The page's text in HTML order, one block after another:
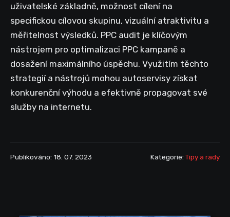
uživatelské základně, možnost cílení na
specifickou cílovou skupinu, vizuální atraktivitu a
měřitelnost výsledků. PPC audit je klíčovým
nástrojem pro optimalizaci PPC kampaně a
dosažení maximálního úspěchu. Využitím těchto
strategií a nástrojů mohou autoservisy získat
konkurenční výhodu a efektivně propagovat své
služby na internetu.
Publikováno: 18. 07. 2023 Kategorie:Tipy a rady